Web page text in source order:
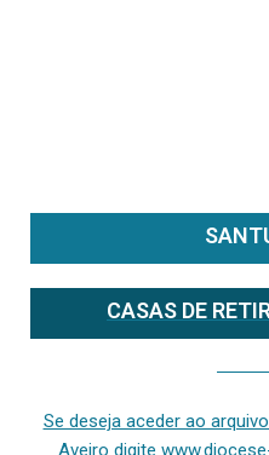
CASAS DE
Se deseja aceder ao
Aveiro digite